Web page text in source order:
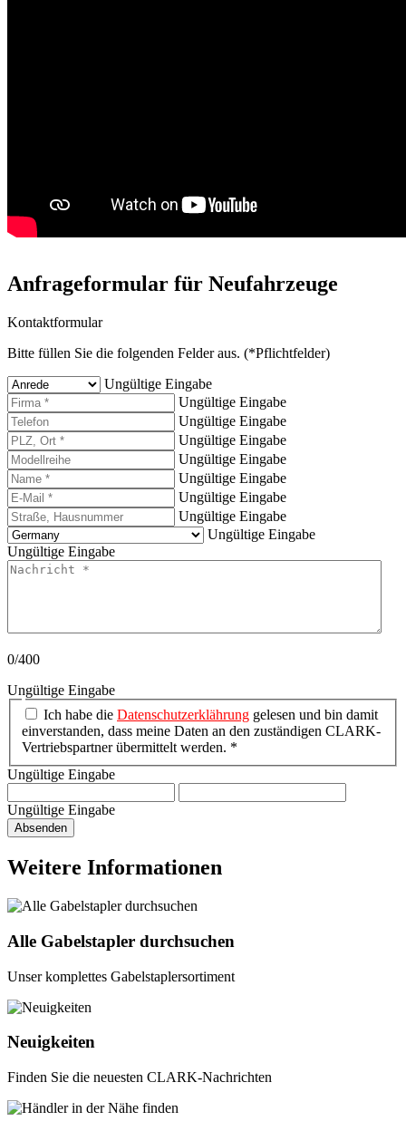
Anfrageformular für Neufahrzeuge
Kontaktformular
Bitte füllen Sie die folgenden Felder aus. (*Pflichtfelder)
Ungültige Eingabe
Ungültige Eingabe
Ungültige Eingabe
Ungültige Eingabe
Ungültige Eingabe
Ungültige Eingabe
Ungültige Eingabe
Ungültige Eingabe
Ungültige Eingabe
Ungültige Eingabe
0/400
Ungültige Eingabe
Ich habe die Datenschutzerklährung gelesen und bin damit
einverstanden, dass meine Daten an den zuständigen CLARK-
Vertriebspartner übermittelt werden. *
Ungültige Eingabe
Ungültige Eingabe
Absenden
Weitere Informationen
Alle Gabelstapler durchsuchen
Unser komplettes Gabelstaplersortiment
Neuigkeiten
Finden Sie die neuesten CLARK-Nachrichten